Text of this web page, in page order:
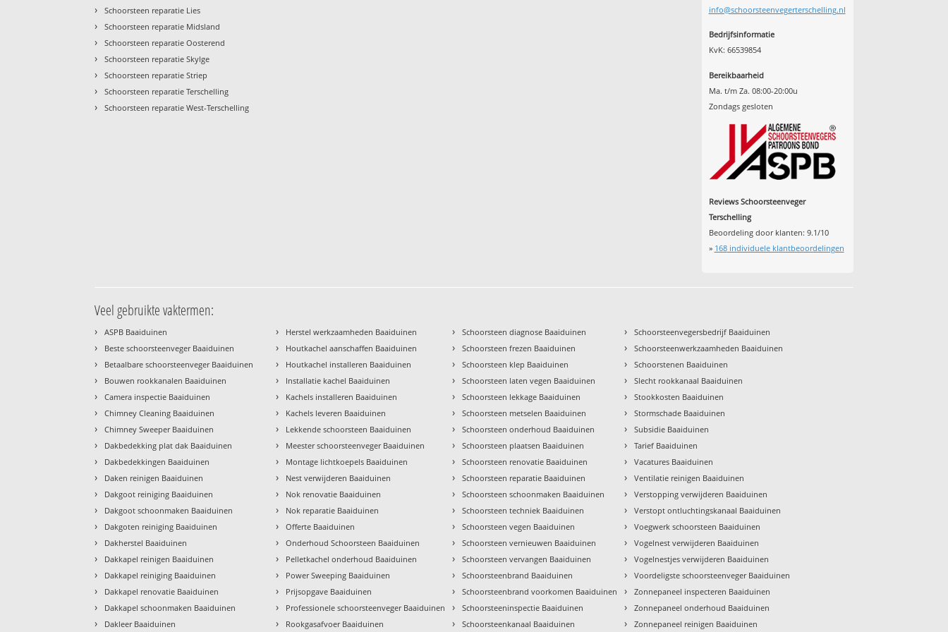
›
Schoorsteen reparatie Lies
› Schoorsteen reparatie Midsland
› Schoorsteen reparatie Oosterend
› Schoorsteen reparatie Skylge
› Schoorsteen reparatie Striep
› Schoorsteen reparatie Terschelling
› Schoorsteen reparatie West-Terschelling
info@schoorsteenvegerterschelling.nl
Bedrijfsinformatie
KvK: 66539854
Bereikbaarheid
Ma. t/m Za. 08:00-20:00u
Zondags gesloten
Reviews Schoorsteenveger
Terschelling
Beoordeling door klanten: 9.1/10
» 168individuele klantbeoordelingen
Veel gebruikte vaktermen:
› ASPB Baaiduinen
› Beste schoorsteenveger Baaiduinen
› Betaalbare schoorsteenveger Baaiduinen
› Bouwen rookkanalen Baaiduinen
› Camera inspectie Baaiduinen
› Chimney Cleaning Baaiduinen
› Chimney Sweeper Baaiduinen
› Dakbedekking plat dak Baaiduinen
› Dakbedekkingen Baaiduinen
› Daken reinigen Baaiduinen
› Dakgoot reiniging Baaiduinen
› Dakgoot schoonmaken Baaiduinen
› Dakgoten reiniging Baaiduinen
› Dakherstel Baaiduinen
› Dakkapel reinigen Baaiduinen
› Dakkapel reiniging Baaiduinen
› Dakkapel renovatie Baaiduinen
› Dakkapel schoonmaken Baaiduinen
› Dakleer Baaiduinen
› Herstel werkzaamheden Baaiduinen
› Houtkachel aanschaffen Baaiduinen
› Houtkachel installeren Baaiduinen
› Installatie kachel Baaiduinen
› Kachels installeren Baaiduinen
› Kachels leveren Baaiduinen
› Lekkende schoorsteen Baaiduinen
› Meester schoorsteenveger Baaiduinen
› Montage lichtkoepels Baaiduinen
› Nest verwijderen Baaiduinen
› Nok renovatie Baaiduinen
› Nok reparatie Baaiduinen
› Offerte Baaiduinen
› Onderhoud Schoorsteen Baaiduinen
› Pelletkachel onderhoud Baaiduinen
› Power Sweeping Baaiduinen
› Prijsopgave Baaiduinen
› Professionele schoorsteenveger Baaiduinen
› Rookgasafvoer Baaiduinen
› Schoorsteen diagnose Baaiduinen
› Schoorsteen frezen Baaiduinen
› Schoorsteen klep Baaiduinen
› Schoorsteen laten vegen Baaiduinen
› Schoorsteen lekkage Baaiduinen
› Schoorsteen metselen Baaiduinen
› Schoorsteen onderhoud Baaiduinen
› Schoorsteen plaatsen Baaiduinen
› Schoorsteen renovatie Baaiduinen
› Schoorsteen reparatie Baaiduinen
› Schoorsteen schoonmaken Baaiduinen
› Schoorsteen techniek Baaiduinen
› Schoorsteen vegen Baaiduinen
› Schoorsteen vernieuwen Baaiduinen
› Schoorsteen vervangen Baaiduinen
› Schoorsteenbrand Baaiduinen
› Schoorsteenbrand voorkomen Baaiduinen
› Schoorsteeninspectie Baaiduinen
› Schoorsteenkanaal Baaiduinen
› Schoorsteenvegersbedrijf Baaiduinen
› Schoorsteenwerkzaamheden Baaiduinen
› Schoorstenen Baaiduinen
› Slecht rookkanaal Baaiduinen
› Stookkosten Baaiduinen
› Stormschade Baaiduinen
› Subsidie Baaiduinen
› Tarief Baaiduinen
› Vacatures Baaiduinen
› Ventilatie reinigen Baaiduinen
› Verstopping verwijderen Baaiduinen
› Verstopt ontluchtingskanaal Baaiduinen
› Voegwerk schoorsteen Baaiduinen
› Vogelnest verwijderen Baaiduinen
› Vogelnestjes verwijderen Baaiduinen
› Voordeligste schoorsteenveger Baaiduinen
› Zonnepaneel inspecteren Baaiduinen
› Zonnepaneel onderhoud Baaiduinen
› Zonnepaneel reinigen Baaiduinen